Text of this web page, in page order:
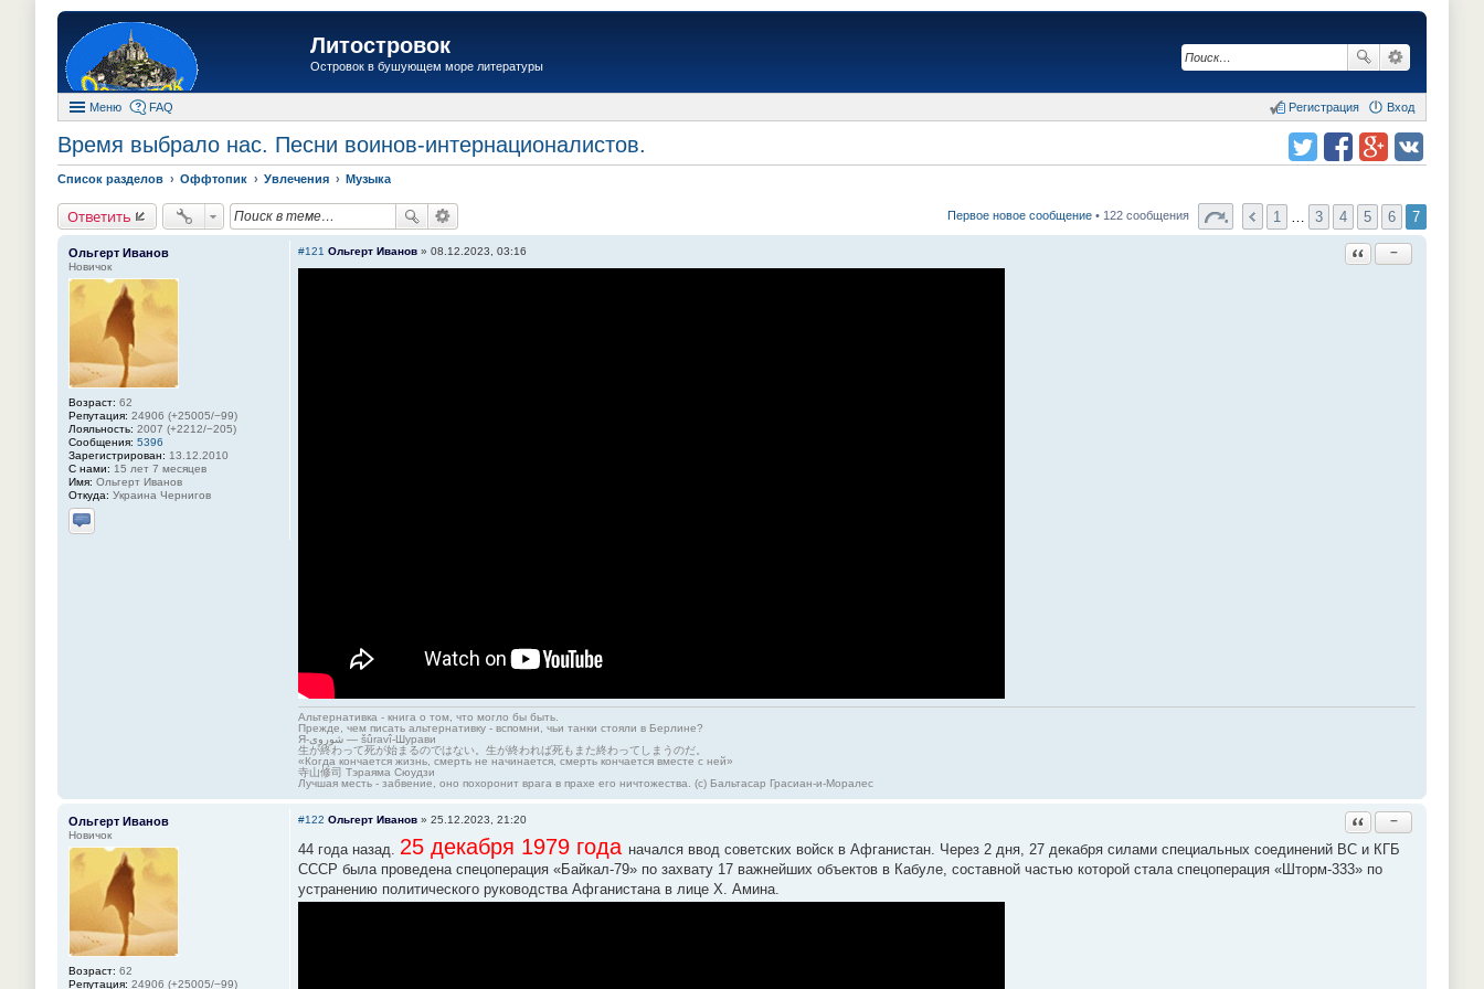
Литостровок
Островок в бушующем море литературы
Меню FAQ Вход
Регистрация
Время выбрало нас. Песни воинов-интернационалистов.
Список разделов Оффтопик Увлечения Музыка
Ответить Первое новое сообщение • 122 сообщения 1 3 4 5 6 7
Ольгерт Иванов
Новичок
Возраст: 62
Репутация: 24906 (+25005/−99)
Лояльность: 2007 (+2212/−205)
Сообщения: 5396
Зарегистрирован: 13.12.2010
С нами: 15 лет 7 месяцев
Имя: Ольгерт Иванов
Откуда: Украина Чернигов
Отправить личное сообщение
Ответить с цитатой
−
#121 Ольгерт Иванов » 08.12.2023, 03:16
Альтернативка - книга о том, что могло бы быть.
Прежде, чем писать альтернативку - вспомни, чьи танки стояли в Берлине?
Я-شوروی — šûravî-Шурави
生が終わって死が始まるのではない。生が終われば死もまた終わってしまうのだ。
«Когда кончается жизнь, смерть не начинается, смерть кончается вместе с ней»
寺山修司 Тэраяма Сюудзи
Лучшая месть - забвение, оно похоронит врага в прахе его ничтожества. (с) Бальтасар Грасиан-и-Моралес
Ольгерт Иванов
Новичок
Возраст: 62
Репутация: 24906 (+25005/−99)
Ответить с цитатой
−
#122 Ольгерт Иванов » 25.12.2023, 21:20
44 года назад. 25 декабря 1979 года начался ввод советских войск в Афганистан. Через 2 дня, 27 декабря силами специальных соединений ВС и КГБ
СССР была проведена спецоперация «Байкал-79» по захвату 17 важнейших объектов в Кабуле, составной частью которой стала спецоперация «Шторм-333» по
устранению политического руководства Афганистана в лице Х. Амина.